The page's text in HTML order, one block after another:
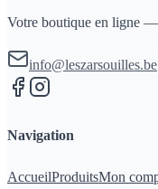
Votre boutique en ligne —
info@leszarsouilles.be
Navigation
AccueilProduitsMon